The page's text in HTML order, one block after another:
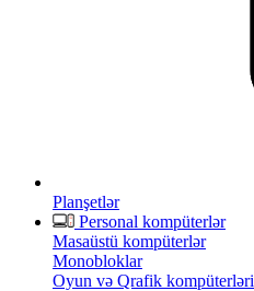
Planşetlər
Personal kompüterlər
Masaüstü kompüterlər
Monobloklar
Oyun və Qrafik kompüterləri